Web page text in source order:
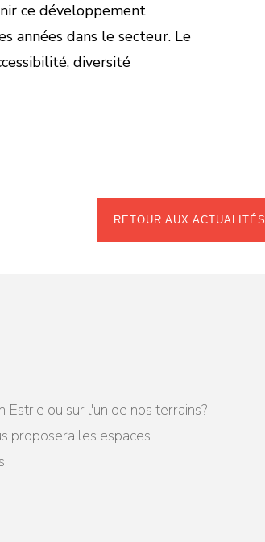
ce développement
années dans le secteur. Le
diversité
RETOUR AUX ACTUALITÉS
ou sur l'un de nos terrains?
proposera les espaces